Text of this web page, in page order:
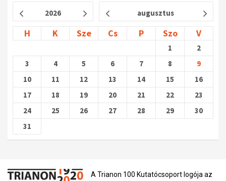
2026 augusztus
H K Sze Cs P Szo V
1
2
3
4 5 6 7 8
9
10
11 12 13 14 15
16
17
18 19 20 21 22
23
24
25 26 27 28 29
30
31
A Trianon 100 Kutatócsoport logója az